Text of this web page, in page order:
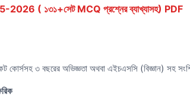
( ১৩১+সেট MCQ প্রশ্নের ব্যাখ্যাসহ) PDF
কোর্সসহ ৩ বছরের অভিজ্ঞতা অথবা এইচএসসি (বিজ্ঞান) সহ